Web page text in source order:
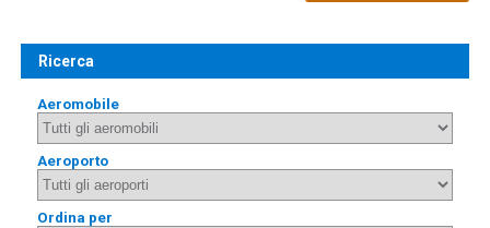
Ricerca
Aeromobile
Aeroporto
Ordina per